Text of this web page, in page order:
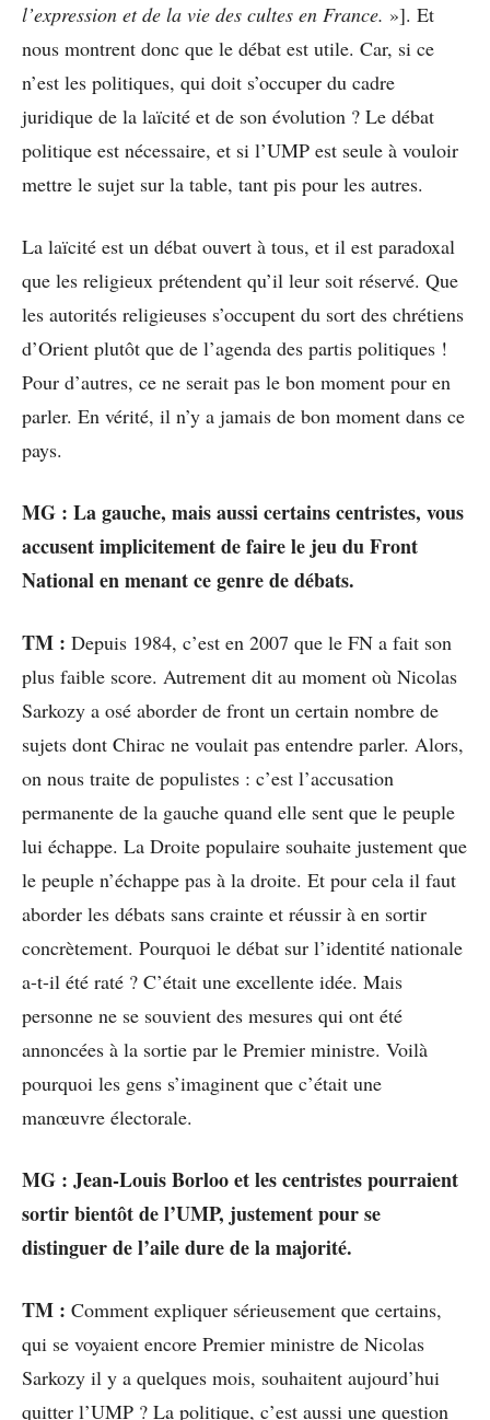
l’expression et de la vie des cultes en France. »]. Et
nous montrent donc que le débat est utile. Car, si ce
n’est les politiques, qui doit s’occuper du cadre
juridique de la laïcité et de son évolution ? Le débat
politique est nécessaire, et si l’UMP est seule à vouloir
mettre le sujet sur la table, tant pis pour les autres.
La laïcité est un débat ouvert à tous, et il est paradoxal
que les religieux prétendent qu’il leur soit réservé. Que
les autorités religieuses s’occupent du sort des chrétiens
d’Orient plutôt que de l’agenda des partis politiques !
Pour d’autres, ce ne serait pas le bon moment pour en
parler. En vérité, il n’y a jamais de bon moment dans ce
pays.
MG : La gauche, mais aussi certains centristes, vous
accusent implicitement de faire le jeu du Front
National en menant ce genre de débats.
TM : Depuis 1984, c’est en 2007 que le FN a fait son
plus faible score. Autrement dit au moment où Nicolas
Sarkozy a osé aborder de front un certain nombre de
sujets dont Chirac ne voulait pas entendre parler. Alors,
on nous traite de populistes : c’est l’accusation
permanente de la gauche quand elle sent que le peuple
lui échappe. La Droite populaire souhaite justement que
le peuple n’échappe pas à la droite. Et pour cela il faut
aborder les débats sans crainte et réussir à en sortir
concrètement. Pourquoi le débat sur l’identité nationale
a-t-il été raté ? C’était une excellente idée. Mais
personne ne se souvient des mesures qui ont été
annoncées à la sortie par le Premier ministre. Voilà
pourquoi les gens s’imaginent que c’était une
manœuvre électorale.
MG : Jean-Louis Borloo et les centristes pourraient
sortir bientôt de l’UMP, justement pour se
distinguer de l’aile dure de la majorité.
TM : Comment expliquer sérieusement que certains,
qui se voyaient encore Premier ministre de Nicolas
Sarkozy il y a quelques mois, souhaitent aujourd’hui
quitter l’UMP ? La politique, c’est aussi une question